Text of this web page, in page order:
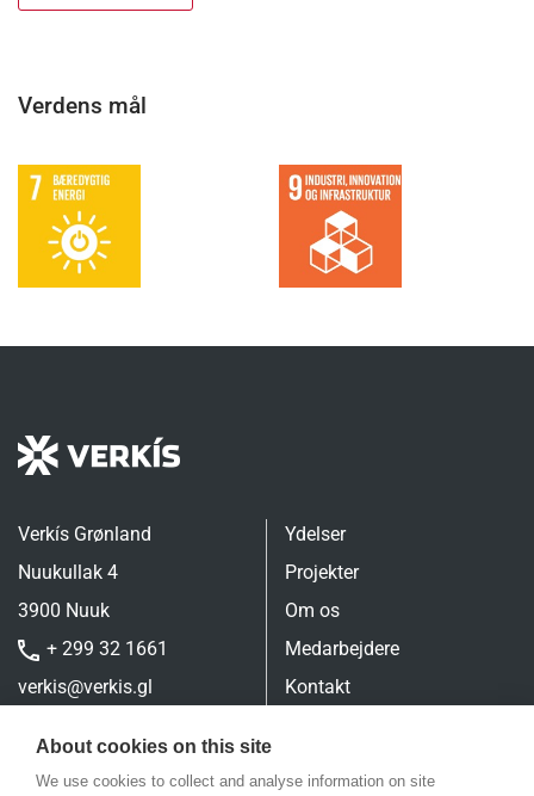
Verdens mål
Verkís Grønland
Nuukullak 4
3900 Nuuk
+ 299 32 1661
verkis@verkis.gl
Ydelser
Projekter
Om os
Medarbejdere
Kontakt
About cookies on this site
We use cookies to collect and analyse information on site